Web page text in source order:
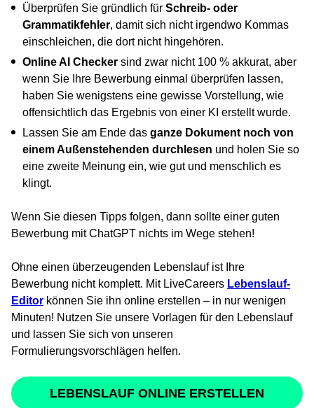
Überprüfen Sie gründlich für Schreib- oder
Grammatikfehler, damit sich nicht irgendwo Kommas
einschleichen, die dort nicht hingehören.
Online AI Checker sind zwar nicht 100 % akkurat, aber
wenn Sie Ihre Bewerbung einmal überprüfen lassen,
haben Sie wenigstens eine gewisse Vorstellung, wie
offensichtlich das Ergebnis von einer KI erstellt wurde.
Lassen Sie am Ende das ganze Dokument noch von
einem Außenstehenden durchlesen und holen Sie so
eine zweite Meinung ein, wie gut und menschlich es
klingt.
Wenn Sie diesen Tipps folgen, dann sollte einer guten
Bewerbung mit ChatGPT nichts im Wege stehen!
Ohne einen überzeugenden Lebenslauf ist Ihre
Bewerbung nicht komplett. Mit LiveCareers Lebenslauf-
Editor können Sie ihn online erstellen – in nur wenigen
Minuten! Nutzen Sie unsere Vorlagen für den Lebenslauf
und lassen Sie sich von unseren
Formulierungsvorschlägen helfen.
LEBENSLAUF ONLINE ERSTELLEN